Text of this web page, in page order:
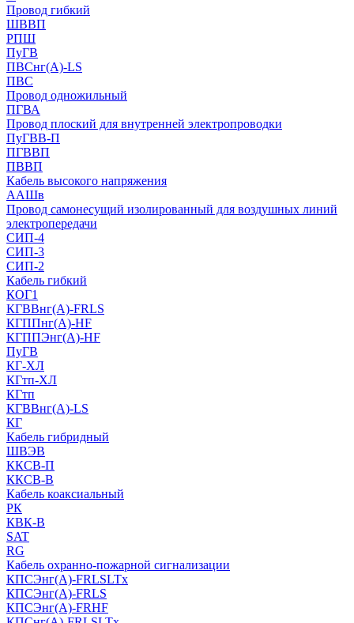
Провод гибкий
ШВВП
РПШ
ПуГВ
ПВСнг(А)-LS
ПВС
Провод одножильный
ПГВА
Провод плоский для внутренней электропроводки
ПуГВВ-П
ПГВВП
ПВВП
Кабель высокого напряжения
ААШв
Провод самонесущий изолированный для воздушных линий
электропередачи
СИП-4
СИП-3
СИП-2
Кабель гибкий
КОГ1
КГВВнг(А)-FRLS
КГППнг(A)-HF
КГППЭнг(A)-HF
ПуГВ
КГ-ХЛ
КГтп-ХЛ
КГтп
КГВВнг(А)-LS
КГ
Кабель гибридный
ШВЭВ
ККСВ-П
ККСВ-В
Кабель коаксиальный
РК
КВК-В
SAT
RG
Кабель охранно-пожарной сигнализации
КПСЭнг(А)-FRLSLTx
КПСЭнг(А)-FRLS
КПСЭнг(А)-FRHF